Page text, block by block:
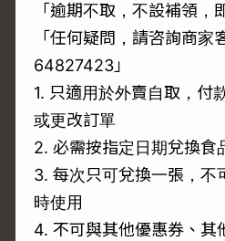
「逾期不取，不設補領，
「任何疑問，請咨詢商家
64827423」
1. 只適用於外賣自取，付
或更改訂單
2. 必需按指定日期兌換食
3. 每次只可兌換一張，不
時使用
4. 不可與其他優惠券、其